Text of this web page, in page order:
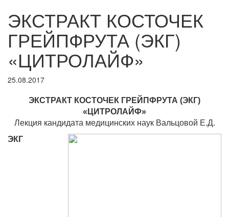
ЭКСТРАКТ КОСТОЧЕК
ГРЕЙПФРУТА (ЭКГ)
«ЦИТРОЛАЙФ»
25.08.2017
ЭКСТРАКТ КОСТОЧЕК ГРЕЙПФРУТА (ЭКГ)
«ЦИТРОЛАЙФ»
Лекция кандидата медицинских наук Вальцовой Е.Д.
ЭКГ